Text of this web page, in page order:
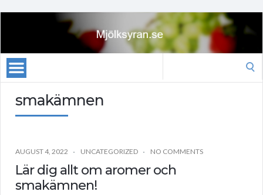
smakämnen
AUGUST 4, 2022 UNCATEGORIZED NO COMMENTS
Lär dig allt om aromer och
smakämnen!